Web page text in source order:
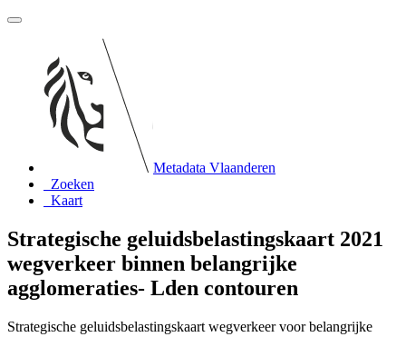
Metadata Vlaanderen
Zoeken
Kaart
Strategische geluidsbelastingskaart 2021
wegverkeer binnen belangrijke
agglomeraties- Lden contouren
Strategische geluidsbelastingskaart wegverkeer voor belangrijke